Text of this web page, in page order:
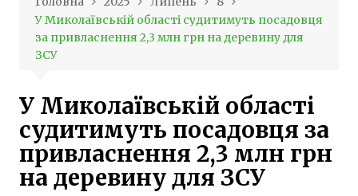
У Миколаївській області судитимуть посадовця
за привласнення 2,3 млн грн на деревину для
ЗСУ
У Миколаївській області
судитимуть посадовця за
привласнення 2,3 млн грн
на деревину для ЗСУ